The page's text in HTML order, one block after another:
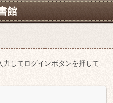
館
してログインボタンを押して